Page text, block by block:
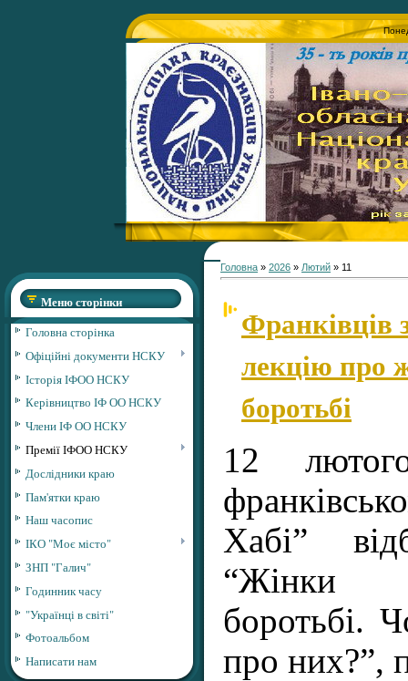
Меню сторінки
Головна сторінка
Офіційні документи НСКУ
Історія ІФОО НСКУ
Керівництво ІФ ОО НСКУ
Члени ІФ ОО НСКУ
Премії ІФОО НСКУ
Дослідники краю
Пам'ятки краю
Наш часопис
ІКО "Моє місто"
ЗНП "Галич"
Годинник часу
"Українці в світі"
Фотоальбом
Написати нам
Головна » 2026 » Лютий » 11
лекцію про
боротьбі
12
Хабі”
“Жінки
боротьбі.
про них?”,